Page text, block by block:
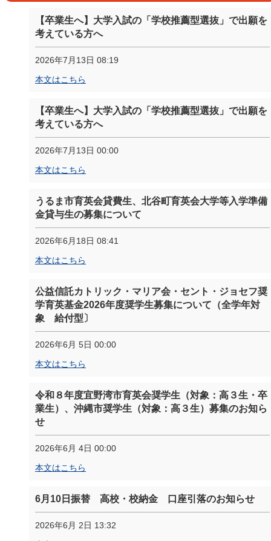
【卒業生へ】大学入試の「学校推薦型選抜」で出願を
考えている方へ
2026年7月13日 08:19
本文はこちら
【卒業生へ】大学入試の「学校推薦型選抜」で出願を
考えている方へ
2026年7月13日 00:00
本文はこちら
うるま市育英会貸費生、北谷町育英会大学等入学準備
金貸与生の募集について
2026年6月18日 08:41
本文はこちら
公益信託カトリック・マリア会・セント・ジョセフ奨
学育英基金2026年度奨学生募集について（全学年対
象 給付型〕
2026年6月 5日 00:00
本文はこちら
令和８年度宜野湾市育英会奨学生（対象：高３生・卒
業生）、沖縄市奨学生（対象：高３生）募集のお知ら
せ
2026年6月 4日 00:00
本文はこちら
6月10日振替 高校・校納金 口座引落のお知らせ
2026年6月 2日 13:32